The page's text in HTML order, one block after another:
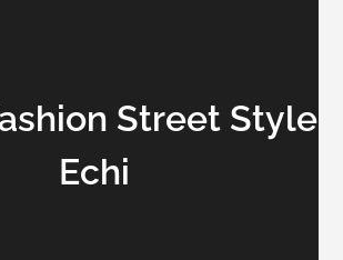
Street Style
Echi